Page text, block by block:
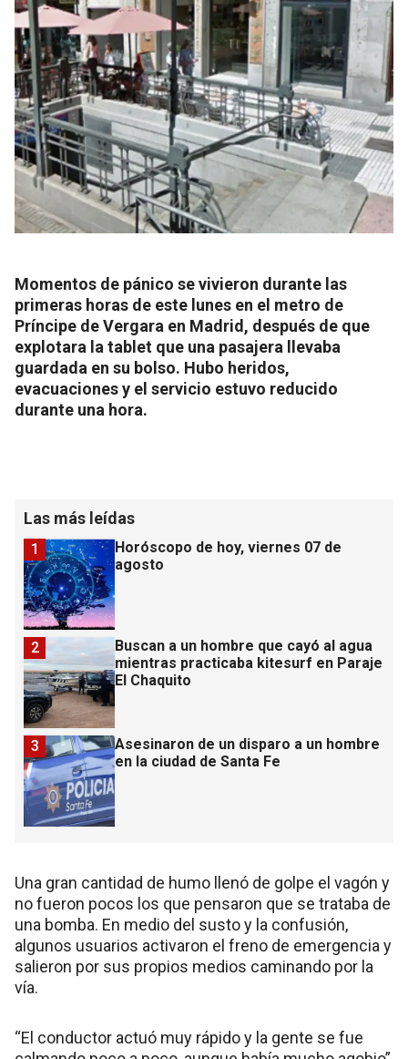
Momentos de pánico se vivieron durante las
primeras horas de este lunes en el metro de
Príncipe de Vergara en Madrid, después de que
explotara la tablet que una pasajera llevaba
guardada en su bolso. Hubo heridos,
evacuaciones y el servicio estuvo reducido
durante una hora.
Las más leídas
Horóscopo de hoy, viernes 07 de
agosto
1
Buscan a un hombre que cayó al agua
mientras practicaba kitesurf en Paraje
El Chaquito
2
Asesinaron de un disparo a un hombre
en la ciudad de Santa Fe
3
Una gran cantidad de humo llenó de golpe el vagón y
no fueron pocos los que pensaron que se trataba de
una bomba. En medio del susto y la confusión,
algunos usuarios activaron el freno de emergencia y
salieron por sus propios medios caminando por la
vía.
“El conductor actuó muy rápido y la gente se fue